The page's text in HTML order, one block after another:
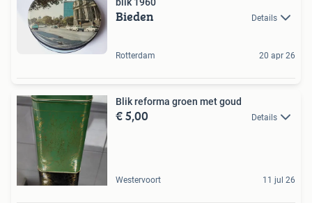
Bieden Details
Rotterdam 20 apr 26
Blik reforma groen met goud
€ 5,00 Details
Westervoort 11 jul 26